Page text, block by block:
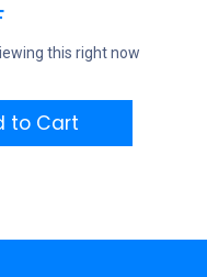
this right now
to Cart